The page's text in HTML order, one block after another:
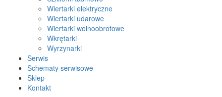
Wiertarki elektryczne
Wiertarki udarowe
Wiertarki wolnoobrotowe
Wkrętarki
Wyrzynarki
Serwis
Schematy serwisowe
Sklep
Kontakt